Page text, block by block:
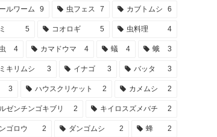
ルワーム 9 虫フェス 7 カブトムシ 6
5 コオロギ 5 虫料理 4
4 カマドウマ 4 蟻 4 蛾 3
キリムシ 3 イナゴ 3 バッタ 3
3 ハウスクリケット 2 カメムシ 2
ゼンチンゴキブリ 2 キイロスズメバチ 2
ゴロウ 2 ダンゴムシ 2 蜂 2